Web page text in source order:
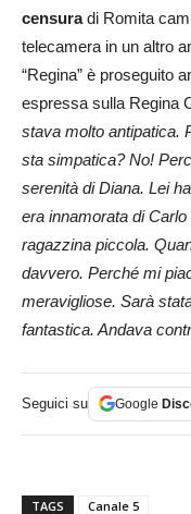
censuradi Romita
telecamera in un altro
“Regina” è proseguito
espressa sulla Regina
stava molto antipatica.
sta simpatica? No!
serenità di Diana. Lei
era innamorata di
ragazzina piccola.
davvero. Perché mi
meravigliose. Sarà
fantastica. Andava
Seguici su Google
TAGS Canale 5